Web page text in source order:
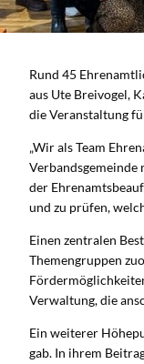
Rund 45
aus Ute Breivogel,
die Veranstaltung
„Wir als Team
Verbandsgemeinde
der
und zu prüfen,
Einen zentralen
Themengruppen
Verwaltung, die
Ein weiterer
gab. In ihrem